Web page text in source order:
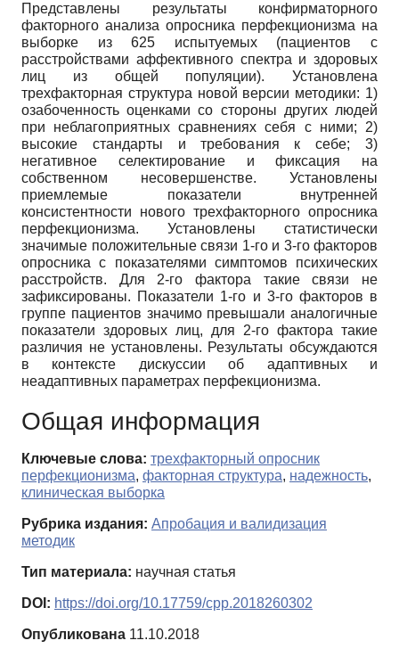
Представлены результаты конфирматорного
факторного анализа опросника перфекционизма на
выборке из 625 испытуемых (пациентов с
расстройствами аффективного спектра и здоровых
лиц из общей популяции). Установлена
трехфакторная структура новой версии методики: 1)
озабоченность оценками со стороны других людей
при неблагоприятных сравнениях себя с ними; 2)
высокие стандарты и требования к себе; 3)
негативное селектирование и фиксация на
собственном несовершенстве. Установлены
приемлемые показатели внутренней
консистентности нового трехфакторного опросника
перфекционизма. Установлены статистически
значимые положительные связи 1-го и 3-го факторов
опросника с показателями симптомов психических
расстройств. Для 2-го фактора такие связи не
зафиксированы. Показатели 1-го и 3-го факторов в
группе пациентов значимо превышали аналогичные
показатели здоровых лиц, для 2-го фактора такие
различия не установлены. Результаты обсуждаются
в контексте дискуссии об адаптивных и
неадаптивных параметрах перфекционизма.
Общая информация
Ключевые слова: трехфакторный опросник
перфекционизма, факторная структура, надежность,
клиническая выборка
Рубрика издания: Апробация и валидизация
методик
Тип материала: научная статья
DOI: https://doi.org/10.17759/cpp.2018260302
Опубликована 11.10.2018